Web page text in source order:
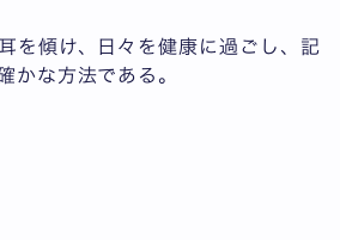
を傾け、日々を健康に過ごし、記
かな方法である。